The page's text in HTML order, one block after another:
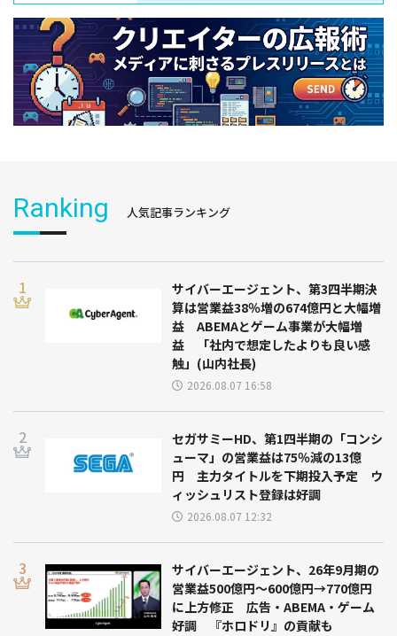
Ranking 人気記事ランキング
サイバーエージェント、第3四半期決
算は営業益38％増の674億円と大幅増
益 ABEMAとゲーム事業が大幅増
益 「社内で想定したよりも良い感
触」(山内社長)
2026.08.07 16:58
セガサミーHD、第1四半期の「コンシ
ューマ」の営業益は75％減の13億
円 主力タイトルを下期投入予定 ウ
ィッシュリスト登録は好調
2026.08.07 12:32
サイバーエージェント、26年9月期の
営業益500億円～600億円→770億円
に上方修正 広告・ABEMA・ゲーム
好調 『ホロドリ』の貢献も